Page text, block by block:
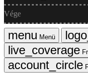
Vége
Menü